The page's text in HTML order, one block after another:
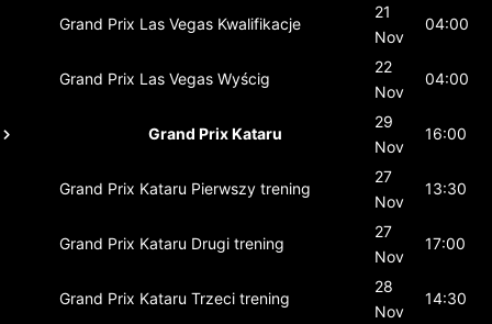
Grand Prix Las Vegas Kwalifikacje
21
Nov
04:00
Grand Prix Las Vegas Wyścig
22
Nov
04:00
Grand Prix Kataru
29
Nov
16:00
Grand Prix Kataru Pierwszy trening
27
Nov
13:30
Grand Prix Kataru Drugi trening
27
Nov
17:00
Grand Prix Kataru Trzeci trening
28
Nov
14:30